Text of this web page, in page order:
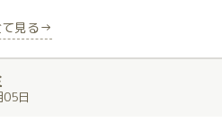
接客をしていただいたのが強く印
を目指し、日々、努力されてこ
毎月、鈴さんに接して体感してい
見る→
日